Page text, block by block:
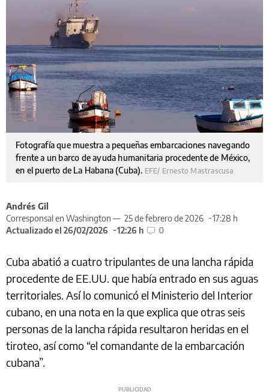
Fotografía que muestra a pequeñas embarcaciones navegando
frente a un barco de ayuda humanitaria procedente de México,
en el puerto de La Habana (Cuba). EFE/ Ernesto Mastrascusa
Andrés Gil
Corresponsal en Washington — 25 de febrero de 2026
17:28 h
Actualizado el 26/02/2026
12:26 h 0
Cuba abatió a cuatro tripulantes de una lancha rápida
procedente de EE.UU. que había entrado en sus aguas
territoriales. Así lo comunicó el Ministerio del Interior
cubano, en una nota en la que explica que otras seis
personas de la lancha rápida resultaron heridas en el
tiroteo, así como “el comandante de la embarcación
cubana”.